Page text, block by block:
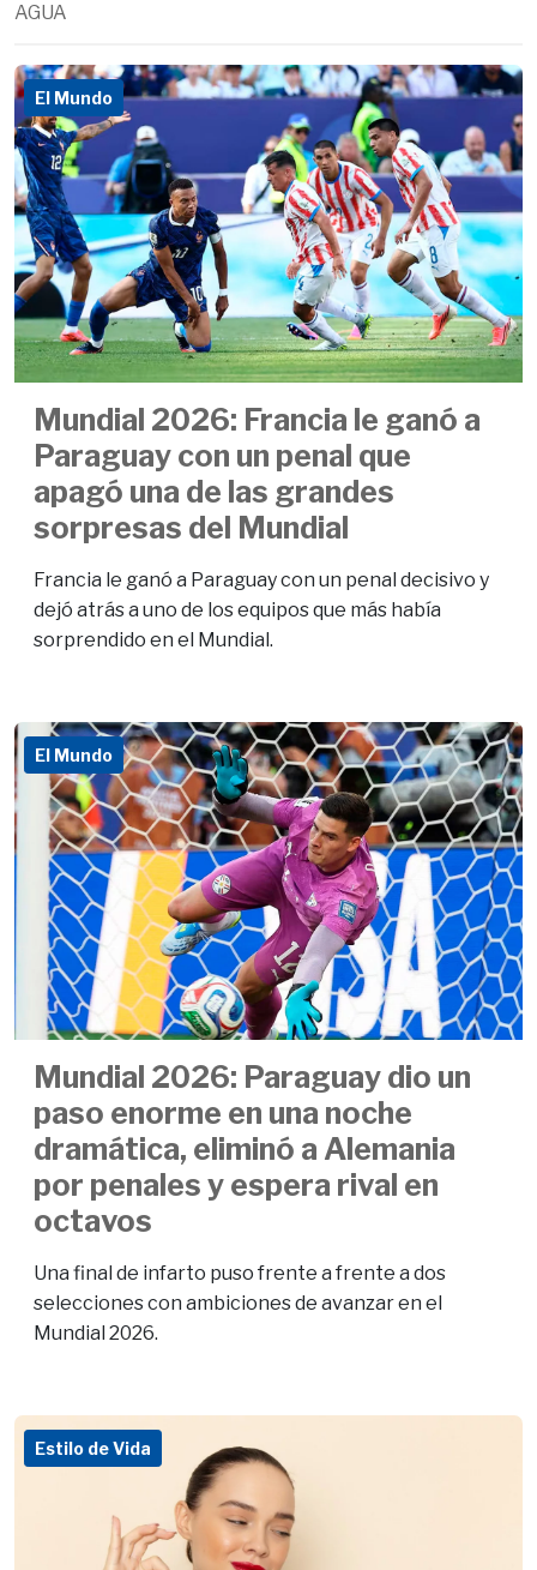
AGUA
El Mundo
Mundial 2026: Francia le ganó a
Paraguay con un penal que
apagó una de las grandes
sorpresas del Mundial
Francia le ganó a Paraguay con un penal decisivo y
dejó atrás a uno de los equipos que más había
sorprendido en el Mundial.
El Mundo
Mundial 2026: Paraguay dio un
paso enorme en una noche
dramática, eliminó a Alemania
por penales y espera rival en
octavos
Una final de infarto puso frente a frente a dos
selecciones con ambiciones de avanzar en el
Mundial 2026.
Estilo de Vida